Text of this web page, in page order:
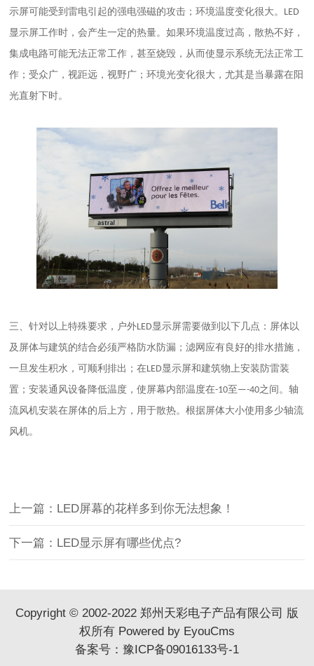
示屏可能受到雷电引起的强电强磁的攻击；环境温度变化很大。 LED
显示屏工作时，会产生一定的热量。如果环境温度过高，散热不好，
集成电路可能无法正常工作，甚至烧毁，从而使显示系统无法正常工
作；受众广，视距远，视野广；环境光变化很大，尤其是当暴露在阳
光直射下时。
三、针对以上特殊要求，户外LED显示屏需要做到以下几点：屏体以
及屏体与建筑的结合必须严格防水防漏；滤网应有良好的排水措施，
一旦发生积水，可顺利排出；在LED显示屏和建筑物上安装防雷装
置；安装通风设备降低温度，使屏幕内部温度在-10至—-40之间。轴
流风机安装在屏体的后上方，用于散热。根据屏体大小使用多少轴流
风机。
上一篇：LED屏幕的花样多到你无法想象！
下一篇：LED显示屏有哪些优点?
Copyright © 2002-2022 郑州天彩电子产品有限公司 版
权所有 Powered by EyouCms
备案号： 豫ICP备09016133号-1